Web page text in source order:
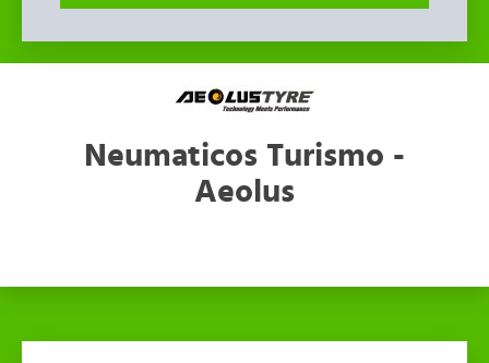
Neumaticos Turismo -
Aeolus